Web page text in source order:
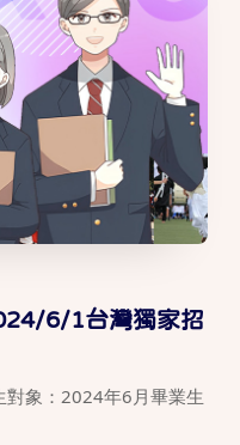
6/1台灣獨家招
對象：2024年6月畢業生